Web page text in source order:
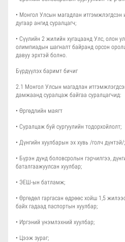
• Монгол Улсын магадлан итгэмжлэгдсэн
дугаар ангид суралцагч;
• Сүүлийн 2 жилийн хугацаанд Улс, олон
олимпиадын шагналт байранд орсон
давуу эрхтэй болно.
Бүрдүүлэх баримт бичиг
2.1 Монгол Улсын магадлан
дамжаанд суралцаж байгаа суралцагчид:
• Өргөдлийн маягт
• Суралцаж буй сургуулийн тодорхойлолт;
• Дүнгийн хуулбарын эх хувь /голч дүнтэй/;
• Бүрэн дунд боловсролын гэрчилгээ,
баталгаажуулсан хуулбар;
• ЭЕШ-ын батламж;
• Өргөдөл гаргасан өдрөөс хойш 1,5
байх гадаад паспортын хуулбар;
• Иргэний үнэмлэхний хуулбар;
• Цээж зураг;